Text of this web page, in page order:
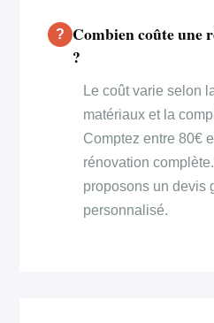
Combien coûte une
?
Le coût varie selon
matériaux et la
Comptez entre 80€
rénovation
proposons un devis
personnalisé.